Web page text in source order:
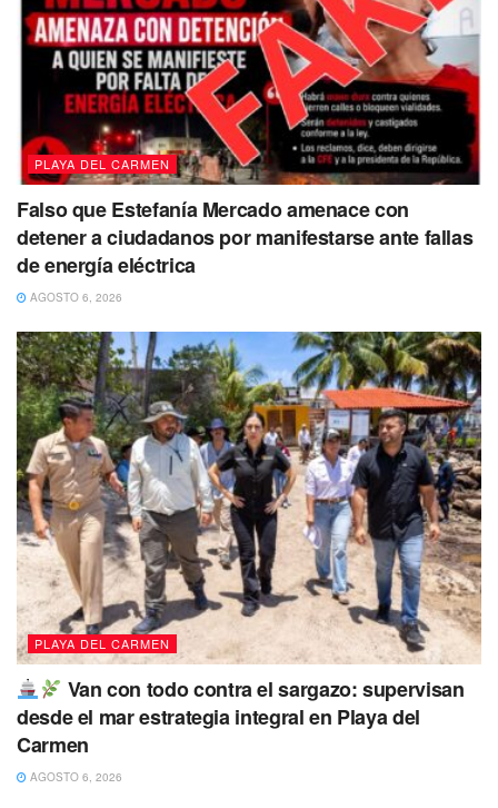
Alerta azul Clima Quintana Roo
PLAYA DEL CARMEN
Falso que Estefanía Mercado amenace con
detener a ciudadanos por manifestarse ante fallas
de energía eléctrica
AGOSTO 6, 2026
PLAYA DEL CARMEN
Van con todo contra el sargazo: supervisan
desde el mar estrategia integral en Playa del
Carmen
AGOSTO 6, 2026